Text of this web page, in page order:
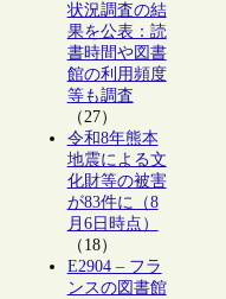
状況調査の結
果を公表：読
書時間や図書
館の利用頻度
等も調査
（27）
令和8年熊本
地震による文
化財等の被害
が83件に（8
月6日時点）
（18）
E2904 – フラ
ンスの図書館